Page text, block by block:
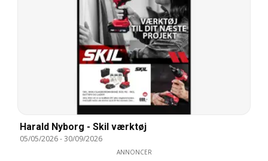
Harald Nyborg - Skil værktøj
05/05/2026-30/09/2026
ANNONCER